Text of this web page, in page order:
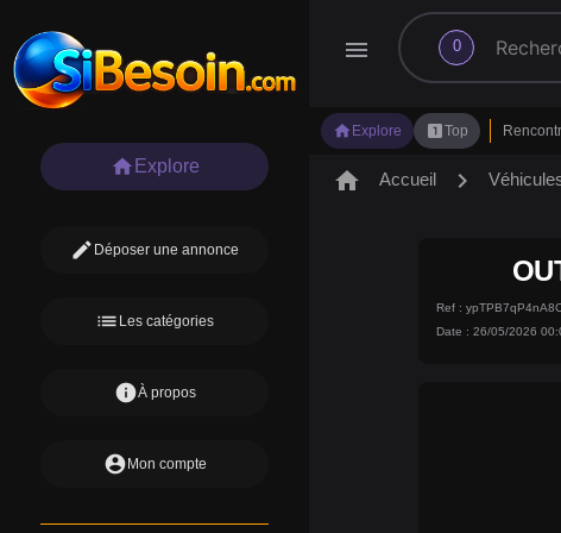
menu 0
search
home Explore looks_oneTop
home Explore
edit Déposer une annonce
list Les catégories
infoÀ propos
account_circle Mon compte
home Accueil chevron_right
Ref :
Date : 26/05/2026